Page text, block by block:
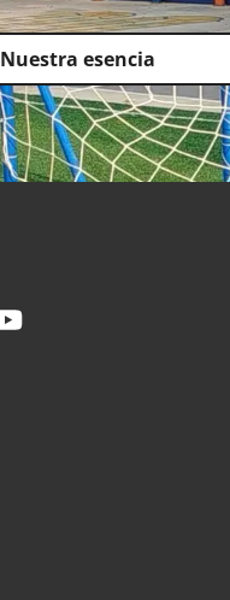
Nuestra esencia